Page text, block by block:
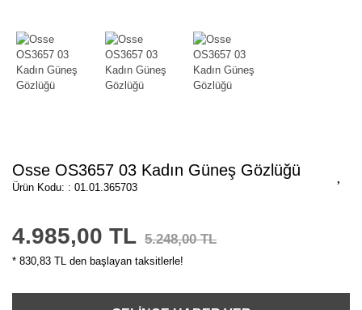
Osse OS3657 03 Kadın Güneş Gözlüğü
Ürün Kodu: : 01.01.365703
4.985,00 TL 5.248,00 TL
* 830,83 TL den başlayan taksitlerle!